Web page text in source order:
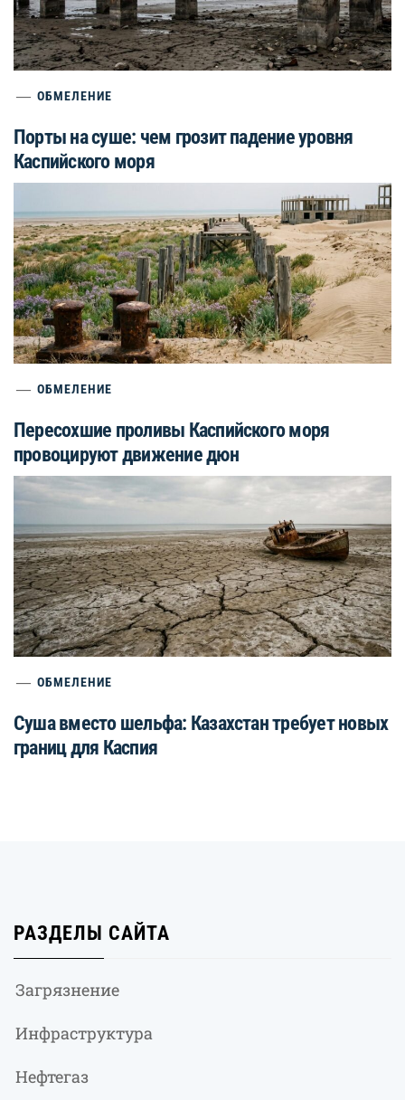
ОБМЕЛЕНИЕ
Порты на суше: чем грозит падение уровня
Каспийского моря
ОБМЕЛЕНИЕ
Пересохшие проливы Каспийского моря
провоцируют движение дюн
ОБМЕЛЕНИЕ
Суша вместо шельфа: Казахстан требует новых
границ для Каспия
РАЗДЕЛЫ САЙТА
Загрязнение
Инфраструктура
Нефтегаз